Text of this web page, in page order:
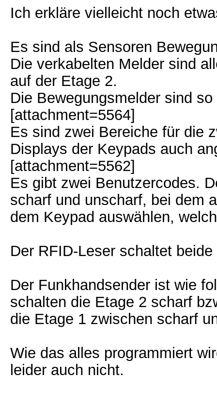
Ich erkläre vielleicht noch
Es sind als Sensoren
Die verkabelten Melder sind
auf der Etage 2.
Die Bewegungsmelder sind
[attachment=5564]
Es sind zwei Bereiche für die
Displays der Keypads auch
[attachment=5562]
Es gibt zwei Benutzercodes.
scharf und unscharf, bei dem
dem Keypad auswählen,
Der RFID-Leser schaltet
Der Funkhandsender ist wie
schalten die Etage 2 scharf
die Etage 1 zwischen scharf
Wie das alles programmiert
leider auch nicht.